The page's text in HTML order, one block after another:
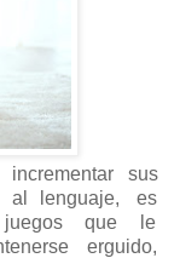
sus
al lenguaje, es
que le
erguido,